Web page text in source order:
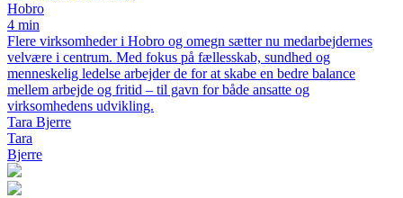
Hobro
4 min
Flere virksomheder i Hobro og omegn sætter nu medarbejdernes
velvære i centrum. Med fokus på fællesskab, sundhed og
menneskelig ledelse arbejder de for at skabe en bedre balance
mellem arbejde og fritid – til gavn for både ansatte og
virksomhedens udvikling.
Tara Bjerre
Tara
Bjerre